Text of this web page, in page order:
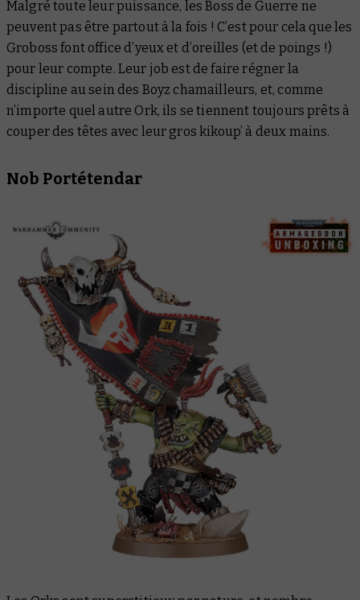
Malgré toute leur puissance, les Boss de Guerre ne
peuvent pas être partout à la fois ! C’est pour cela que les
Groboss font office d’yeux et d’oreilles (et de poings !)
pour leur compte. Leur job est de faire régner la
discipline au sein des Boyz chamailleurs, et, comme
n’importe quel autre Ork, ils se tiennent toujours prêts à
couper des têtes avec leur gros kikoup’ à deux mains.
Nob Portétendar